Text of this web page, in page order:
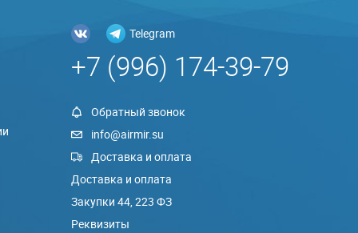
Telegram
+7 (996) 174-39-79
Обратный звонок
info@airmir.su
Доставка и оплата
Доставка и оплата
Закупки 44, 223 ФЗ
Реквизиты